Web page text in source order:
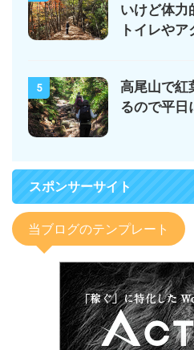
いけど体力
トイレやア
5
高尾山で紅
るので平日
スポンサーサイト
当ブログのテンプレート